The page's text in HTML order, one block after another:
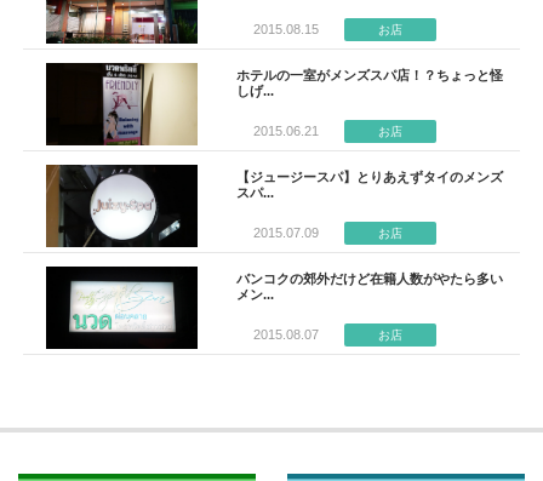
2015.08.15 お店
ホテルの一室がメンズスパ店！？ちょっと怪
しげ...
2015.06.21 お店
【ジュージースパ】とりあえずタイのメンズ
スパ...
2015.07.09 お店
バンコクの郊外だけど在籍人数がやたら多い
メン...
2015.08.07 お店